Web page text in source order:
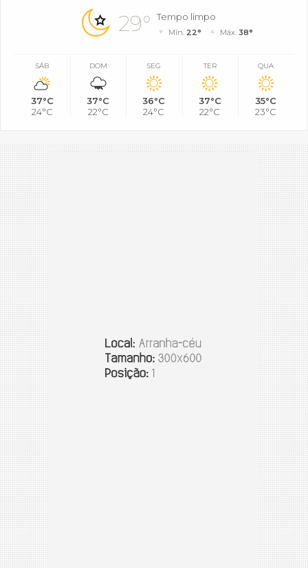
29° Tempo limpo
Mín. 22° Máx. 38°
SÁB
37°C
24°C
DOM
37°C
22°C
SEG
36°C
24°C
TER
37°C
22°C
QUA
35°C
23°C